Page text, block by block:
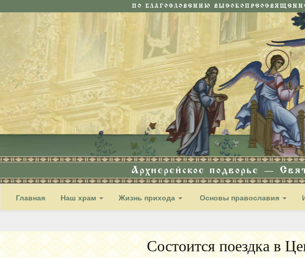
ПО БЛАГОСЛОВЕНИЮ
Архиерейское подворье —
Главная Наш храм Жизнь прихода Основы православия
Состоится поездка в